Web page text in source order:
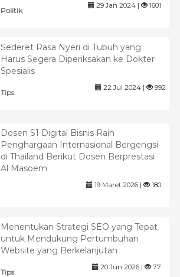
Politik
29 Jan 2024 | 1601
Sederet Rasa Nyeri di Tubuh yang
Harus Segera Diperiksakan ke Dokter
Spesialis
Tips
22 Jul 2024 | 992
Dosen S1 Digital Bisnis Raih
Penghargaan Internasional Bergengsi
di Thailand Berikut Dosen Berprestasi
Al Masoem
19 Maret 2026 | 180
Menentukan Strategi SEO yang Tepat
untuk Mendukung Pertumbuhan
Website yang Berkelanjutan
Tips
20 Jun 2026 | 77